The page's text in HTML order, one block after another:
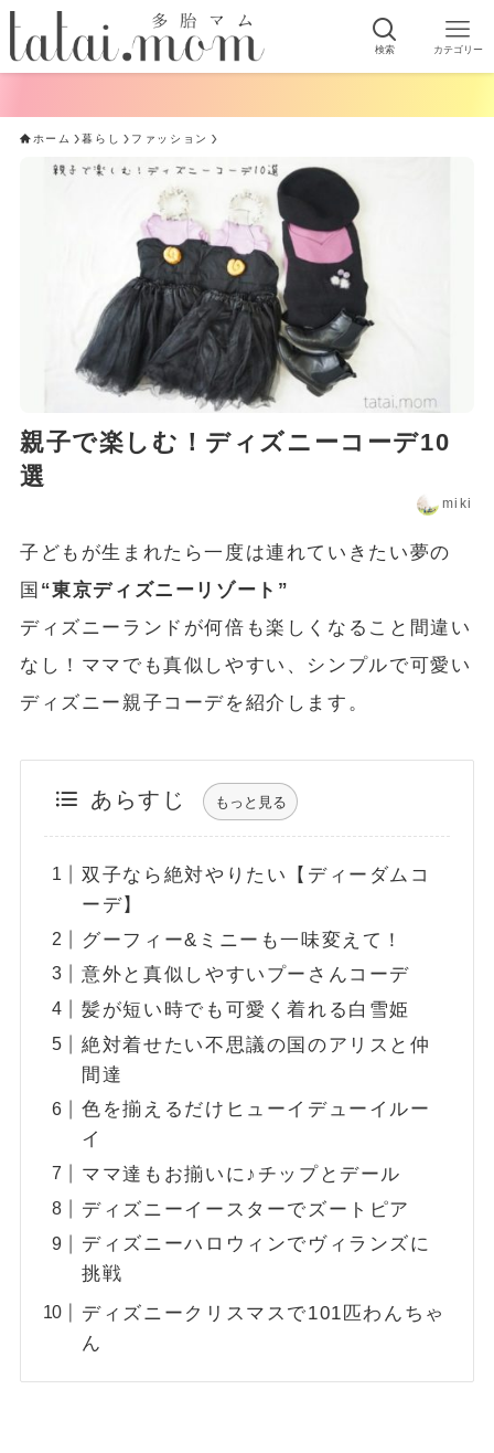
検索 カテゴリー
ホーム 暮らし ファッション
親子で楽しむ！ディズニーコーデ10
選
miki
子どもが生まれたら一度は連れていきたい夢の
国 “東京ディズニーリゾート”
ディズニーランドが何倍も楽しくなること間違い
なし！ママでも真似しやすい、シンプルで可愛い
ディズニー親子コーデを紹介します。
あらすじ もっと見る
双子なら絶対やりたい【ディーダムコ
ーデ】
グーフィー&ミニーも一味変えて！
意外と真似しやすいプーさんコーデ
髪が短い時でも可愛く着れる白雪姫
絶対着せたい不思議の国のアリスと仲
間達
色を揃えるだけヒューイデューイルー
イ
ママ達もお揃いに♪チップとデール
ディズニーイースターでズートピア
ディズニーハロウィンでヴィランズに
挑戦
ディズニークリスマスで101匹わんちゃ
ん